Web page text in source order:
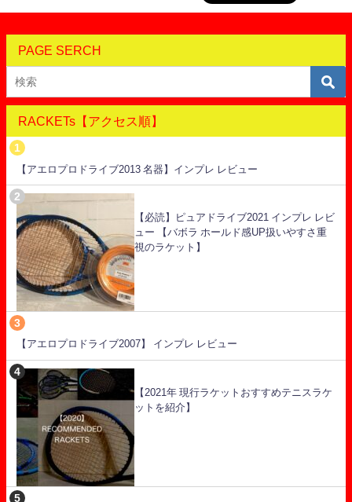
PAGE SERCH
RACKETs【アクセス順】
【アエロプロドライブ2013 名器】インプレ レビュー
【必読】ピュアドライブ2021 インプレ レビ
ュー 【バボラ ホールド感UP扱いやすさ重
視のラケット】
【アエロプロドライブ2007】 インプレ レビュー
【2021年 現行ラケットおすすめテニスラケ
ットを紹介】